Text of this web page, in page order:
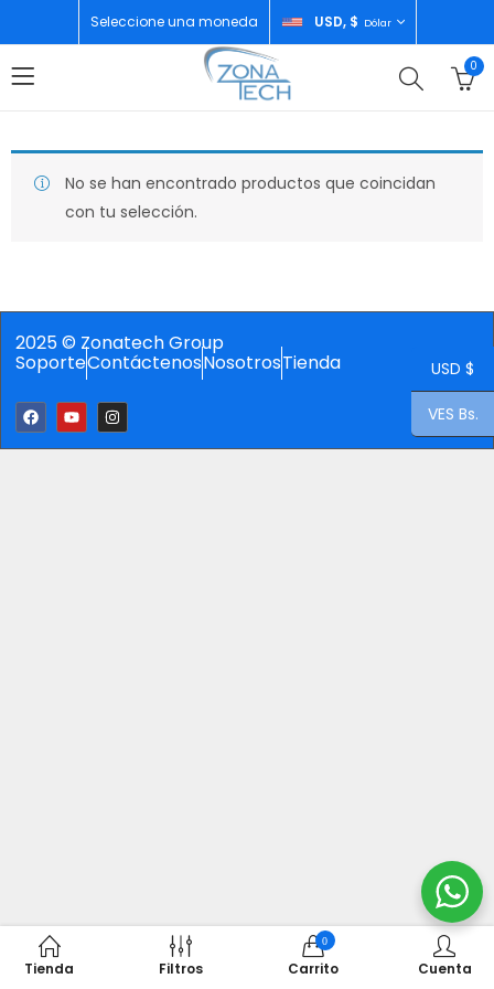
Seleccione una moneda USD, $ Dólar
0
No se han encontrado productos que coincidan
con tu selección.
2025 © Zonatech Group
SoporteContáctenosNosotrosTienda
Tienda Filtros
0
Carrito Cuenta
USD $
VES Bs.